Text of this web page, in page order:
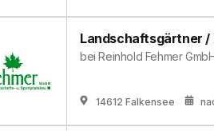
Landschaftsgärtner /
beiReinhold Fehmer
14612 Falkensee